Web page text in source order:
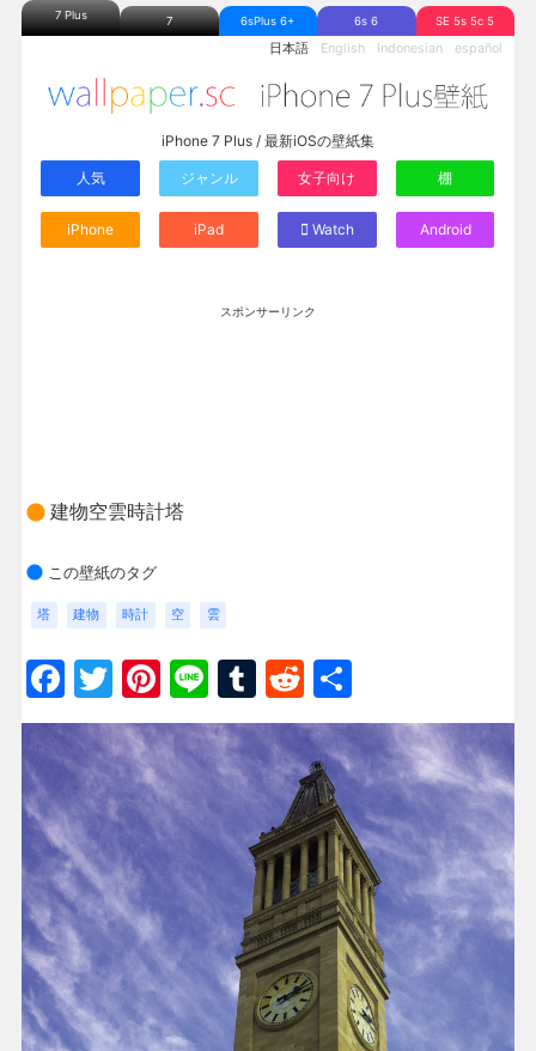
7 Plus 7 6sPlus 6+ 6s 6 SE 5s 5c 5
日本語 English Indonesian español
iPhone 7 Plus / 最新iOSの壁紙集
人気 ジャンル 女子向け 棚
iPhone iPad Watch Android
スポンサーリンク
建物空雲時計塔
この壁紙のタグ
塔 建物 時計 空 雲
Facebook
Twitter
Pinterest
LineTumblr
Reddit
有